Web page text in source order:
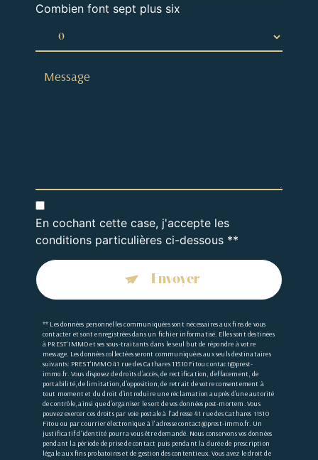
Combien font sept plus six
En cochant cette case, j'accepte les
conditions particulières ci-dessous **
Envoyer
** Les données personnelles communiquées sont nécessaires aux fins de vous
contacter et sont enregistrées dans un fichier informatisé. Elles sont destinées
à PREST'IMMO et ses sous-traitants dans le seul but de répondre à votre
message. Les données collectées seront communiquées aux seuls destinataires
suivants: PREST'IMMO 41 rue des Cathares 11510 Fitou contact@prest-
immo.fr. Vous disposez de droits d’accès, de rectification, d’effacement, de
portabilité, de limitation, d’opposition, de retrait de votre consentement à
tout moment et du droit d’introduire une réclamation auprès d’une autorité
de contrôle, ainsi que d’organiser le sort de vos données post-mortem. Vous
pouvez exercer ces droits par voie postale à l'adresse 41 rue des Cathares 11510
Fitou ou par courrier électronique à l'adresse contact@prest-immo.fr. Un
justificatif d'identité pourra vous être demandé. Nous conservons vos données
pendant la période de prise de contact puis pendant la durée de prescription
légale aux fins probatoires et de gestion des contentieux. Vous avez le droit de